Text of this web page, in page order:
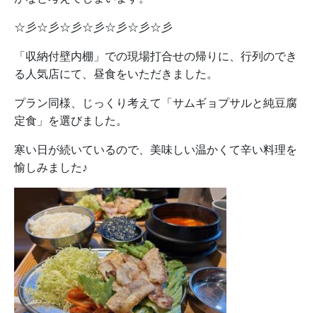
☆彡☆彡☆彡☆彡☆彡☆彡☆彡
「収納付壁内棚」での現場打合せの帰りに、行列のでき
る人気店にて、昼食をいただきました。
プラン同様、じっくり考えて「サムギョプサルと純豆腐
定食」を選びました。
寒い日が続いているので、美味しい温かくて辛い料理を
愉しみました♪